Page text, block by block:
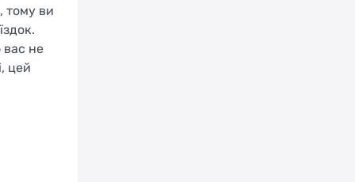
тому ви
вас не
цей